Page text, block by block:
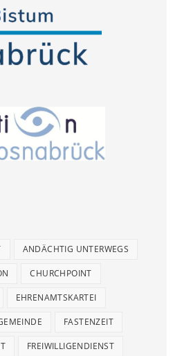
ANDÄCHTIG UNTERWEGS
CHURCHPOINT
EHRENAMTSKARTEI
FASTENZEIT
FREIWILLIGENDIENST